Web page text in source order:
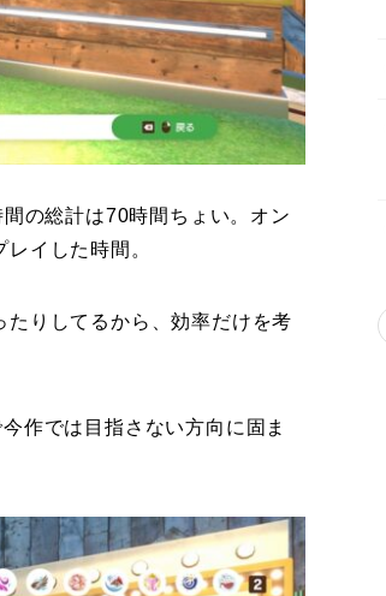
の総計は70時間ちょい。オン
イした時間。
りしてるから、効率だけを考
作では目指さない方向に固ま